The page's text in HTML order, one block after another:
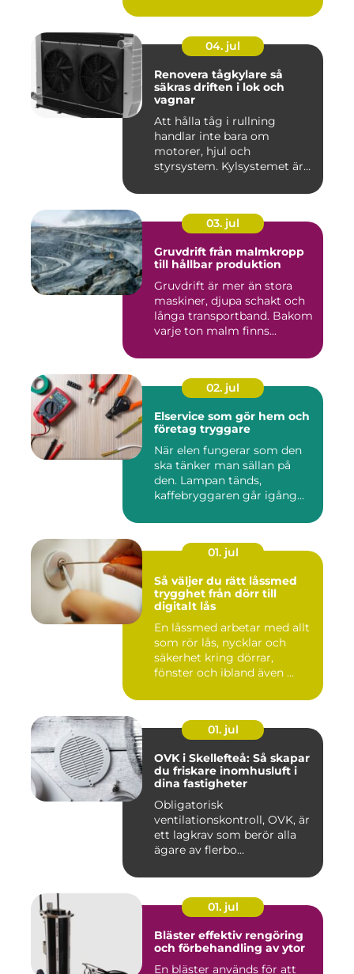
04. jul
Renovera tågkylare så
säkras driften i lok och
vagnar
Att hålla tåg i rullning
handlar inte bara om
motorer, hjul och
styrsystem. Kylsystemet är
03. jul
Gruvdrift från malmkropp
till hållbar produktion
Gruvdrift är mer än stora
maskiner, djupa schakt och
långa transportband. Bakom
varje ton malm finns...
02. jul
Elservice som gör hem och
företag tryggare
När elen fungerar som den
ska tänker man sällan på
den. Lampan tänds,
kaffebryggaren går igång
01. jul
Så väljer du rätt låssmed
trygghet från dörr till
digitalt lås
En låssmed arbetar med allt
som rör lås, nycklar och
säkerhet kring dörrar,
fönster och ibland även ...
01. jul
OVK i Skellefteå: Så skapar
du friskare inomhusluft i
dina fastigheter
Obligatorisk
ventilationskontroll, OVK, är
ett lagkrav som berör alla
ägare av flerbo...
01. jul
Bläster effektiv rengöring
och förbehandling av ytor
En bläster används för att